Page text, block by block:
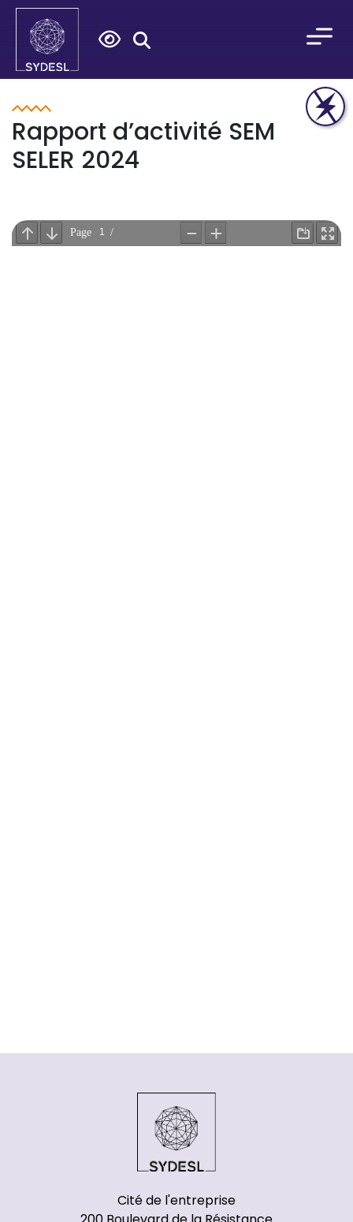
Search
for:
Rapport d’activité SEM
SELER 2024
Cité de l'entreprise